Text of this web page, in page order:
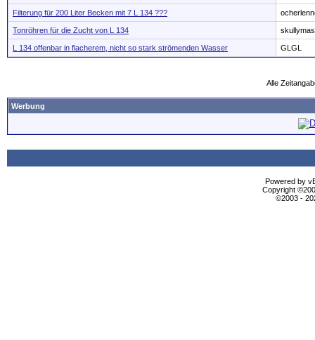
Filterung für 200 Liter Becken mit 7 L 134 ???
Tonröhren für die Zucht von L 134
L 134 offenbar in flacherem, nicht so stark strömenden Wasser GLGL
Alle
Werbung
Powered by
Copyright
©2003 -